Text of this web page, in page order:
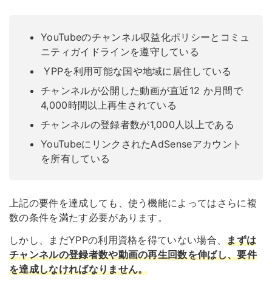
YouTubeのチャンネル収益化ポリシーとコミュ
ニティガイドラインを遵守している
YPPを利用可能な国や地域に居住している
チャンネルが公開した動画が直近12 か月間で
4,000時間以上再生されている
チャンネルの登録者数が1,000人以上である
YouTubeにリンクされたAdSenseアカウント
を所有している
上記の要件を達成しても、使う機能によってはさらに複
数の条件を満たす必要があります。
しかし、まだYPPの利用資格を得ていない場合、まずは
チャンネルの登録者数や動画の再生回数を伸ばし、要件
を達成しなければなりません。